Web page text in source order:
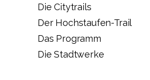
Die Citytrails
Der Hochstaufen-Trail
Das Programm
Die Stadtwerke